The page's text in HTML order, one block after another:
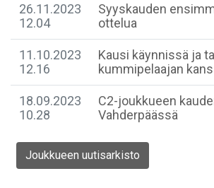
26.11.2023
12.04
Syyskauden
ottelua
11.10.2023
12.16
Kausi käynnissä ja
kummipelaajan
18.09.2023
10.28
C2-joukkueen
Vahderpäässä
Joukkueen uutisarkisto